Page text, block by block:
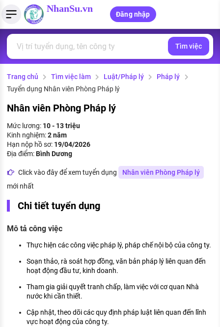
NhanSu.vn
Đăng nhập
Tìm việc làm
Việc làm ngành luật
Việc làm tốt nhất
CÔNG TY
Danh sách nhà tuyển dụng
Quản lý CV
Tải CV lên
MẪU CV THEO STYLE
Mẫu CV đơn giản
Mẫu CV hiện đại
Tính lương Gross - Net
Tính thuế thu nhập cá nhân
PHÁP LUẬT VIỆT NAM
Văn bản pháp luật
Chính sách mới
PHÁP LUẬT LAO ĐỘNG
Lao động và tiền lương
Bảo hiểm và phúc lợi
Thuế thu nhập
Hồ sơ biểu mẫu
Chính sách lao động
KHÁM PHÁ NGHỀ NGHIỆP
Tử vi nghề nghiệp
Kỹ năng nghề nghiệp
HƯỚNG NGHIỆP VIỆC LÀM
Đặc trưng từng nghề
Xu hướng việc làm
Tìm việc
Trang chủ Tìm việc làm Luật/Pháp lý
Pháp lý
Tuyển dụng Nhân viên Phòng Pháp lý
Nhân viên Phòng Pháp lý
Mức lương: 10 - 13 triệu
Kinh nghiệm:2 năm
Hạn nộp hồ sơ: 19/04/2026
Địa điểm:Bình Dương
Click vào đây để xem tuyển dụng
Nhân viên Phòng Pháp lý
mới nhất
Chi tiết tuyển dụng
Mô tả công việc
Thực hiện các công việc pháp lý, pháp chế nội bộ của công ty.
Soạn thảo, rà soát hợp đồng, văn bản pháp lý liên quan đến
hoạt động đầu tư, kinh doanh.
Tham gia giải quyết tranh chấp, làm việc với cơ quan Nhà
nước khi cần thiết.
Cập nhật, theo dõi các quy định pháp luật liên quan đến lĩnh
vực hoạt động của công ty.